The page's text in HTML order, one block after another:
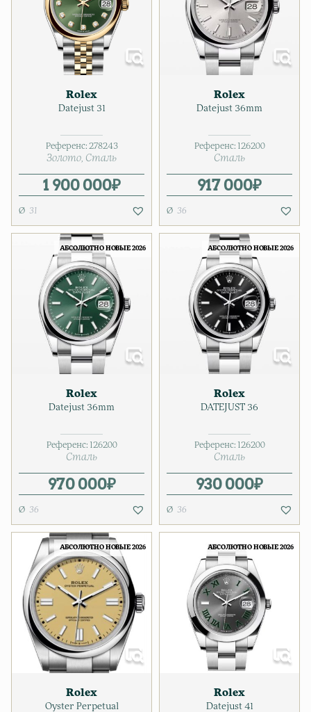
Rolex
Datejust 31
Референс: 278243
Золото Сталь
1 900 000₽
31
Rolex
Datejust 36mm
Референс: 126200
Сталь
917 000₽
36
АБСОЛЮТНО НОВЫЕ 2026
Rolex
Datejust 36mm
Референс: 126200
Сталь
970 000₽
36
АБСОЛЮТНО НОВЫЕ 2026
Rolex
DATEJUST 36
Референс: 126200
Сталь
930 000₽
36
АБСОЛЮТНО НОВЫЕ 2026
Rolex
Oyster Perpetual
АБСОЛЮТНО НОВЫЕ 2026
Rolex
Datejust 41